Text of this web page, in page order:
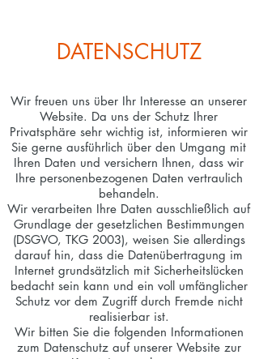
DATENSCHUTZ
Wir freuen uns über Ihr Interesse an unserer
Website. Da uns der Schutz Ihrer
Privatsphäre sehr wichtig ist, informieren wir
Sie gerne ausführlich über den Umgang mit
Ihren Daten und versichern Ihnen, dass wir
Ihre personenbezogenen Daten vertraulich
behandeln.
Wir verarbeiten Ihre Daten ausschließlich auf
Grundlage der gesetzlichen Bestimmungen
(DSGVO, TKG 2003), weisen Sie allerdings
darauf hin, dass die Datenübertragung im
Internet grundsätzlich mit Sicherheitslücken
bedacht sein kann und ein voll umfänglicher
Schutz vor dem Zugriff durch Fremde nicht
realisierbar ist.
Wir bitten Sie die folgenden Informationen
zum Datenschutz auf unserer Website zur